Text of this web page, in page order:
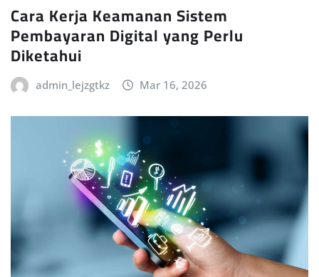
Cara Kerja Keamanan Sistem
Pembayaran Digital yang Perlu
Diketahui
admin_lejzgtkz Mar 16, 2026